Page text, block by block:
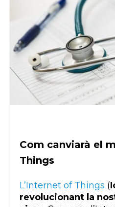
Com canviarà el
Things
L’Internet of Things (
revolucionant la